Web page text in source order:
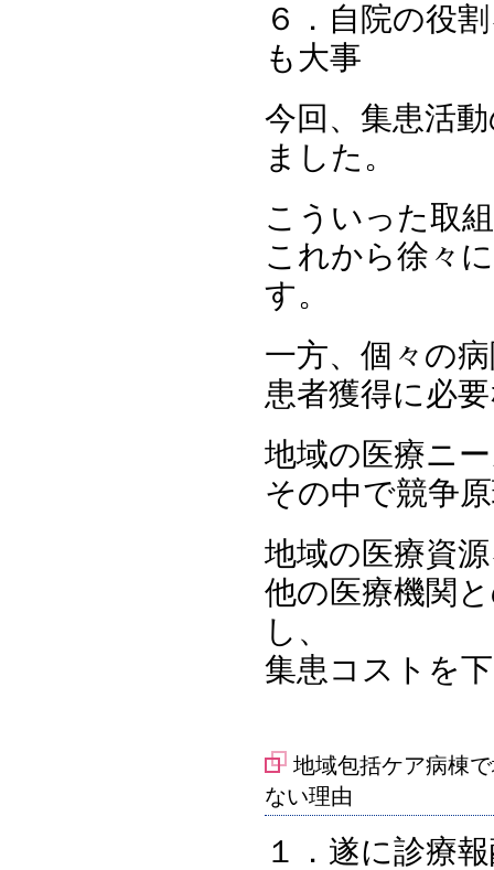
６．自院の役
も大事
今回、集患活
ました。
こういった取
これから徐々
す。
一方、個々の
患者獲得に必
地域の医療ニ
その中で競争
地域の医療資
他の医療機関
し、
集患コストを
地域包括ケア病棟
ない理由
１．遂に診療